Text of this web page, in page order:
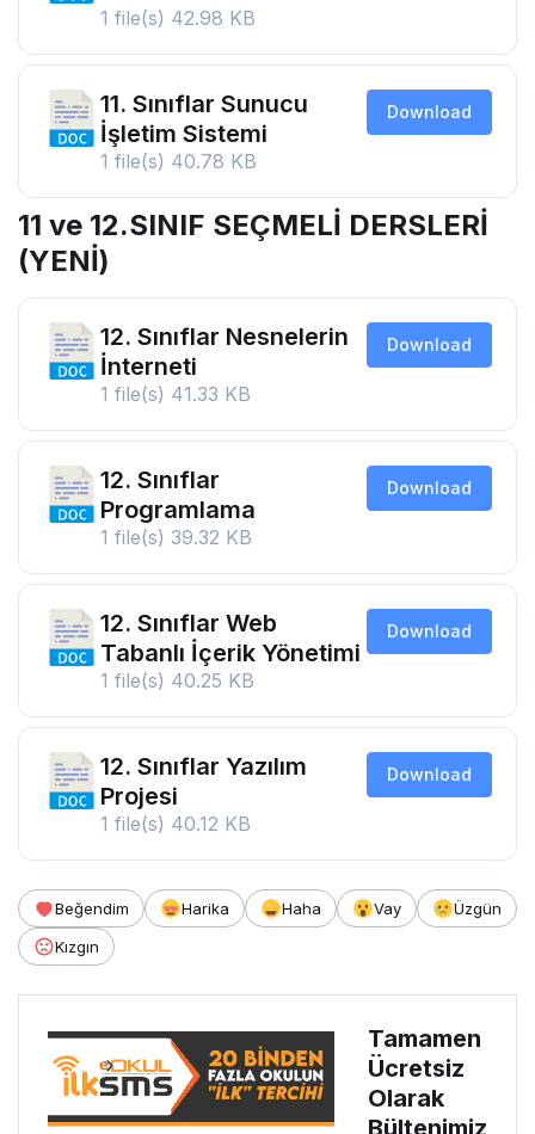
1 file(s) 42.98 KB
11. Sınıflar Sunucu
İşletim Sistemi
1 file(s) 40.78 KB
Download
11 ve 12.SINIF SEÇMELİ DERSLERİ
(YENİ)
12. Sınıflar Nesnelerin
İnterneti
1 file(s) 41.33 KB
Download
12. Sınıflar
Programlama
1 file(s) 39.32 KB
Download
12. Sınıflar Web
Tabanlı İçerik Yönetimi
1 file(s) 40.25 KB
Download
12. Sınıflar Yazılım
Projesi
1 file(s) 40.12 KB
Download
Beğendim Harika Haha Vay
Üzgün
Kızgın
Tamamen
Ücretsiz
Olarak